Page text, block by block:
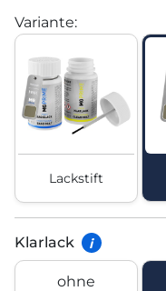
Variante:
Lackstift
Klarlack i
ohne